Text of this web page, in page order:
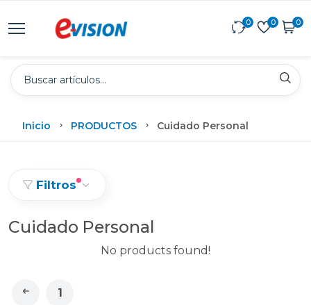
0 0 0
Inicio PRODUCTOS Cuidado Personal
Filtros
Cuidado Personal
No products found!
1